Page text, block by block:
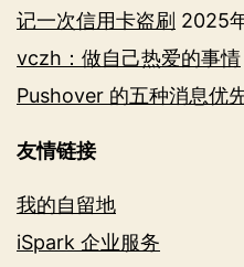
记一次信用卡盗刷 2025
vczh：做自己热爱的事情
Pushover 的五种消息优
友情链接
我的自留地
iSpark 企业服务